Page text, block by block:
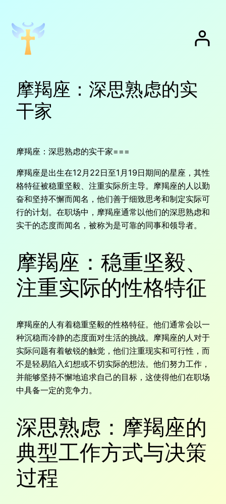
摩羯座：深思熟虑的实
干家
摩羯座：深思熟虑的实干家===
摩羯座是出生在12月22日至1月19日期间的星座，其性
格特征被稳重坚毅、注重实际所主导。摩羯座的人以勤
奋和坚持不懈而闻名，他们善于细致思考和制定实际可
行的计划。在职场中，摩羯座通常以他们的深思熟虑和
实干的态度而闻名，被称为是可靠的同事和领导者。
摩羯座：稳重坚毅、
注重实际的性格特征
摩羯座的人有着稳重坚毅的性格特征。他们通常会以一
种沉稳而冷静的态度面对生活的挑战。摩羯座的人对于
实际问题有着敏锐的触觉，他们注重现实和可行性，而
不是轻易陷入幻想或不切实际的想法。他们努力工作，
并能够坚持不懈地追求自己的目标，这使得他们在职场
中具备一定的竞争力。
深思熟虑：摩羯座的
典型工作方式与决策
过程